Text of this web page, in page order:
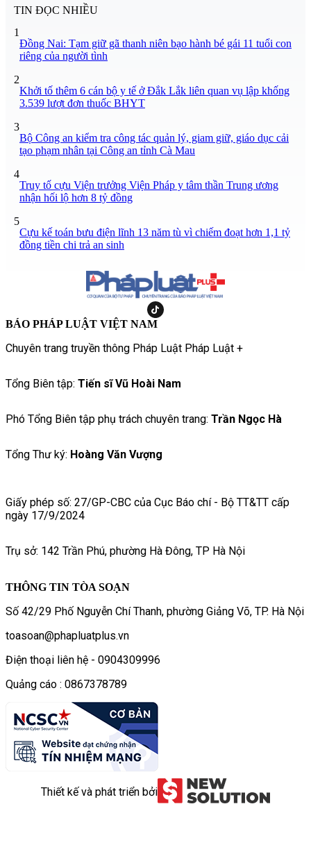
TIN ĐỌC NHIỀU
1
Đồng Nai: Tạm giữ gã thanh niên bạo hành bé gái 11 tuổi con
riêng của người tình
2
Khởi tố thêm 6 cán bộ y tế ở Đắk Lắk liên quan vụ lập khống
3.539 lượt đơn thuốc BHYT
3
Bộ Công an kiểm tra công tác quản lý, giam giữ, giáo dục cải
tạo phạm nhân tại Công an tỉnh Cà Mau
4
Truy tố cựu Viện trưởng Viện Pháp y tâm thần Trung ương
nhận hối lộ hơn 8 tỷ đồng
5
Cựu kế toán bưu điện lĩnh 13 năm tù vì chiếm đoạt hơn 1,1 tỷ
đồng tiền chi trả an sinh
BÁO PHÁP LUẬT VIỆT NAM
Chuyên trang truyền thông Pháp Luật Pháp Luật +
Tổng Biên tập: Tiến sĩ Vũ Hoài Nam
Phó Tổng Biên tập phụ trách chuyên trang: Trần Ngọc Hà
Tổng Thư ký: Hoàng Văn Vượng
Giấy phép số: 27/GP-CBC của Cục Báo chí - Bộ TT&TT cấp
ngày 17/9/2024
Trụ sở: 142 Trần Phú, phường Hà Đông, TP Hà Nội
THÔNG TIN TÒA SOẠN
Số 42/29 Phố Nguyễn Chí Thanh, phường Giảng Võ, TP. Hà Nội
toasoan@phapluatplus.vn
Điện thoại liên hệ - 0904309996
Quảng cáo : 0867378789
Thiết kế và phát triển bởi